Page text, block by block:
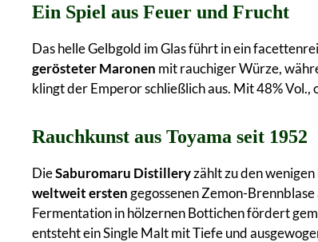
Ein Spiel aus Feuer und Frucht
Das helle Gelbgold im Glas führt in ein
gerösteter Maronen mit rauchiger Würze,
klingt der Emperor schließlich aus. Mit 48%
Rauchkunst aus Toyama seit 1952
DieSaburomaru Distilleryzählt zu den
weltweit ersten gegossenen Zemon-
Fermentation in hölzernen Bottichen fördert
entsteht ein Single Malt mit Tiefe und